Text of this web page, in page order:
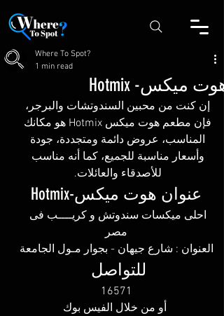
هوت ميكس- Hotmix
Where To Spot?
1 min read
إن كنت من محبين السندوتشات والبرجر،
فإن مطعم هوت ميكس Hotmix هو مكانك
المناسب، عروض دائمة ومتجددة، جودة
وأسعار مناسبة للجميع، كما أنه مناسب
للأصدقاء والعائلات.
عنوان هوت ميكس-Hotmix
احلى ميكسات سندوتش و كريــــب فى
مصر
العنوان : شارع جيهان - بجوار مـول الجامعة
للتواصل
16571